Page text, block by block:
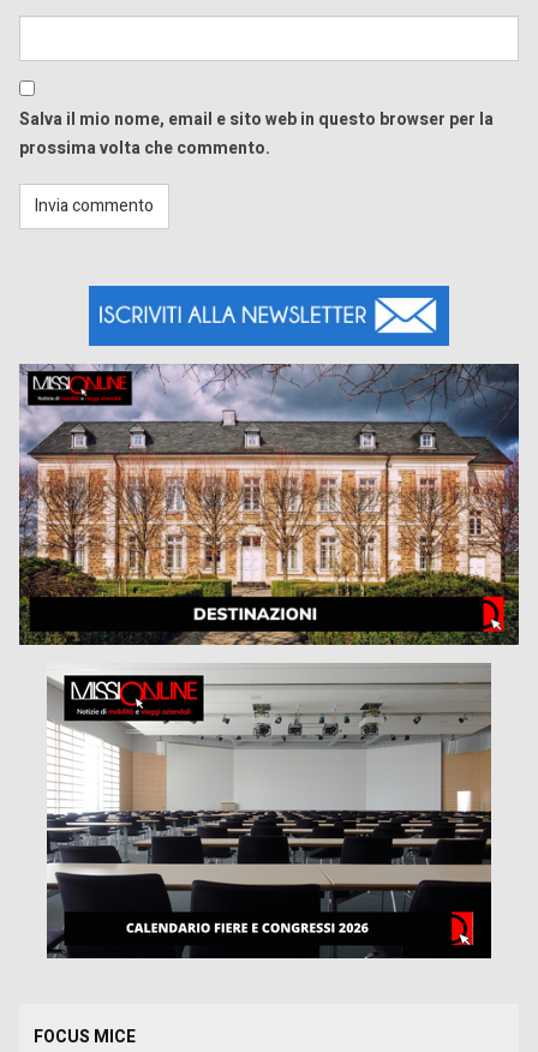
Salva il mio nome, email e sito web in questo browser per la
prossima volta che commento.
FOCUS MICE